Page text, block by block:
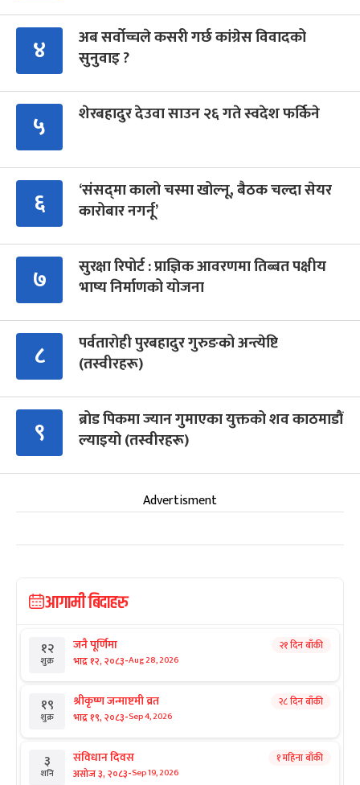
४
अब सर्वोच्चले कसरी गर्छ कांग्रेस विवादको
सुनुवाइ ?
५ शेरबहादुर देउवा साउन २६ गते स्वदेश फर्किने
६
‘संसद्‍मा कालो चस्मा खोल्नू, बैठक चल्दा सेयर
कारोबार नगर्नू’
७
सुरक्षा रिपोर्ट : प्राज्ञिक आवरणमा तिब्बत पक्षीय
भाष्य निर्माणको योजना
८
पर्वतारोही पुरबहादुर गुरुङको अन्त्येष्टि
(तस्वीरहरू)
९
ब्रोड पिकमा ज्यान गुमाएका युक्तको शव काठमाडौं
ल्याइयो (तस्वीरहरू)
Advertisment
आगामी बिदाहरु
१२
शुक्र
जनै पूर्णिमा
भाद्र १२, २०८३-Aug 28, 2026
२१ दिन बाँकी
१९
शुक्र
श्रीकृष्ण जन्माष्टमी व्रत
भाद्र १९, २०८३-Sep 4, 2026
२८ दिन बाँकी
३
शनि
संविधान दिवस
असोज ३, २०८३-Sep 19, 2026
१ महिना बाँकी